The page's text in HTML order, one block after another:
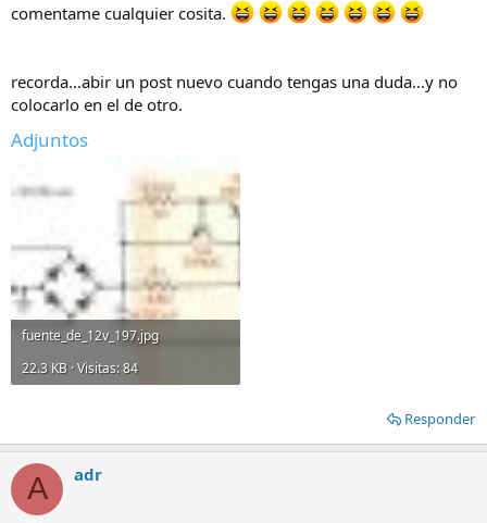
comentame cualquier cosita.
recorda...abir un post nuevo cuando tengas una duda...y no
colocarlo en el de otro.
Adjuntos
fuente_de_12v_197.jpg
22.3 KB · Visitas: 84
Responder
A adr